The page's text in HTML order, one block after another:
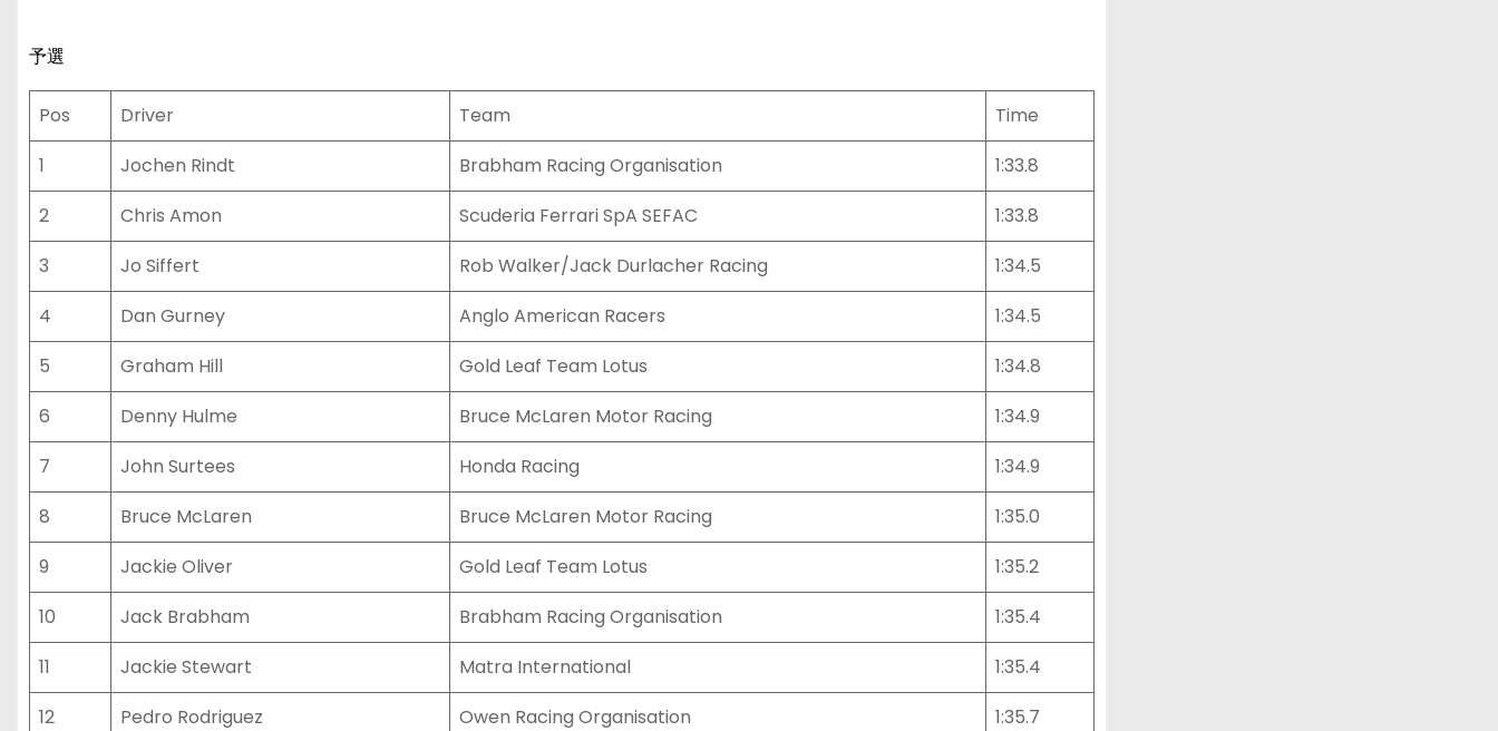
予選
Pos Driver Team
Time
1
Jochen Rindt Brabham Racing Organisation
1:33.8
2
Chris Amon Scuderia Ferrari SpA SEFAC
1:33.8
3
Jo Siffert Rob Walker/Jack Durlacher Racing
1:34.5
4
Dan Gurney Anglo American Racers
1:34.5
5
Graham Hill Gold Leaf Team Lotus
1:34.8
6
Denny Hulme Bruce McLaren Motor Racing
1:34.9
7
John Surtees Honda Racing
1:34.9
8
Bruce McLaren Bruce McLaren Motor Racing
1:35.0
9
Jackie Oliver Gold Leaf Team Lotus
1:35.2
10
Jack Brabham Brabham Racing Organisation
1:35.4
11
Jackie Stewart Matra International
1:35.4
12
Pedro Rodriguez Owen Racing Organisation
1:35.7